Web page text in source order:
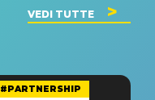
VEDI TUTTE
#PARTNERSHIP